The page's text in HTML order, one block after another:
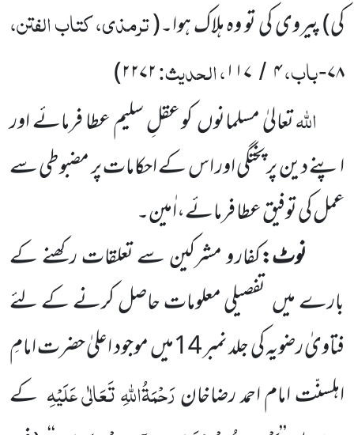
کی)پیروی کی تو وہ ہلاک ہوا۔(ترمذی، کتاب الفتن،
۷۸-باب،۴ / ۱۱۷، الحدیث:۲۲۷۲)
اللّٰہتعالیٰ مسلمانوںکو عقلِ سلیم عطا فرمائے اور
اپنے دین پر پختگی اور اس کےاحکامات پر مضبوطی سے
عمل کیتوفیق عطا فرمائے،اٰمین۔
نوٹ:کفار و مشرکین سے تعلقات رکھنے کے
بارے میں تفصیلی معلومات حاصل کرنے کے لئے
فتاویٰ رضویہکی جلد نمبر14میںموجود اعلیٰ حضرت امامِ
اہلسنّت اماماحمد رضاخانرَحْمَۃُاللّٰہِ تَعَالٰی عَلَیْہِ کے